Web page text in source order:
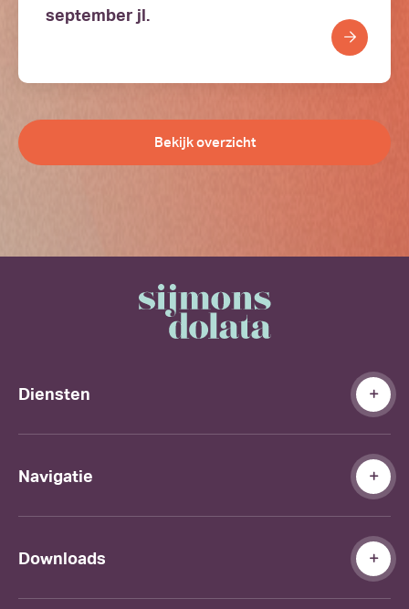
september jl.
Bekijk overzicht
Diensten
Navigatie
Downloads